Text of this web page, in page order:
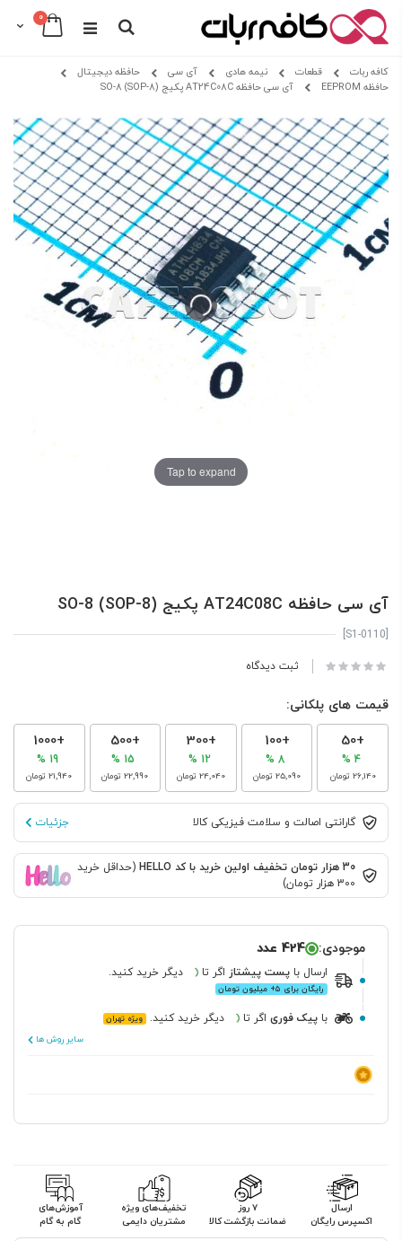
Cart0
Search
to
Content
کافه ربات قطعات نیمه هادی آی سی
حافظه دیجیتال
حافظه EEPROM
آی سی حافظه AT24C08C پکیج SO-8 (SOP-8)
Skip
to
the
end
of
the
images
gallery
Skip
to
the
beginning
of
the
images
gallery
Tap to expand
آی سی حافظه AT24C08C پکیج SO-8 (SOP-8)
ثبت دیدگاه
قیمت های پلکانی:
+50
4 %
‎26٬140 تومان
+100
‎25٬090 تومان
+300
12 %
‎24٬040 تومان
+500
‎22٬990 تومان
+1000
19 %
‎21٬940 تومان
گارانتی اصالت و سلامت فیزیکی کالا جزئیات
30 هزار تومان تخفیف اولین خرید با کد HELLO
(حداقل خرید
300 هزار تومان)
موجودی: 424 عدد
ارسال با پست پیشتاز اگر تا دیگر خرید کنید.
رایگان برای ۵+ میلیون تومان
با پیک فوری اگر تا دیگر خرید کنید.
ویژه تهران
سایر روش ها
ارسال
اکسپرس رایگان
۷ روز
ضمانت بازگشت کالا
تخفیف‌های ویژه
مشتریان دایمی
آموزش‌های
گام به گام